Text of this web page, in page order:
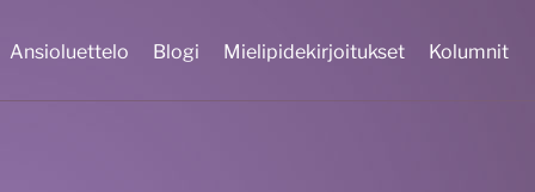
Ansioluettelo Blogi Mielipidekirjoitukset Kolumnit